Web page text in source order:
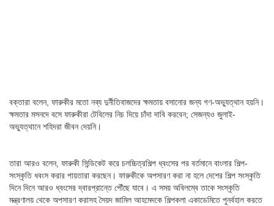
বক্তারা বলেন, ফারুকীর মতো নব্য দুর্নীতিবাজদের ক্ষমতায় বসানোর জন্য গণ-অভ্যুত্থান হয়নি।
ক্ষমতার মসনদে বসে ফারুকীরা টেবিলের নিচ দিয়ে চাঁদা দাবি করবেন; সেজন্যও জুলাই-
অভ্যুত্থানে শহিদরা জীবন দেয়নি।
তারা আরও বলেন, ফারুকী সিন্ডিকেট করে চলচ্চিত্রশিল্প ধ্বংসের পর বর্তমানে বাংলার শিল্প-
সংস্কৃতি ধবংস করার পায়তারা করছেন। ফারুকীকে অপসারণ করা না হলে দেশের শিল্প সংস্কৃতি
দিনে দিনে আরও ধ্বংসের দ্বারপ্রান্তে পৌঁছে যাবে। এ সময় অবিলম্বে তাকে সংস্কৃতি
মন্ত্রণালয় থেকে অপসারণ করাসহ সৈয়দ জামিল আহমেদকে শিল্পকলা একাডেমিতে পুনর্বহাল করতে